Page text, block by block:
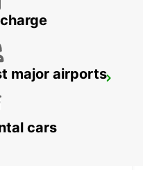
major airports
cars